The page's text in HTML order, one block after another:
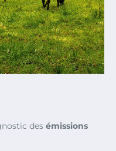
des émissions